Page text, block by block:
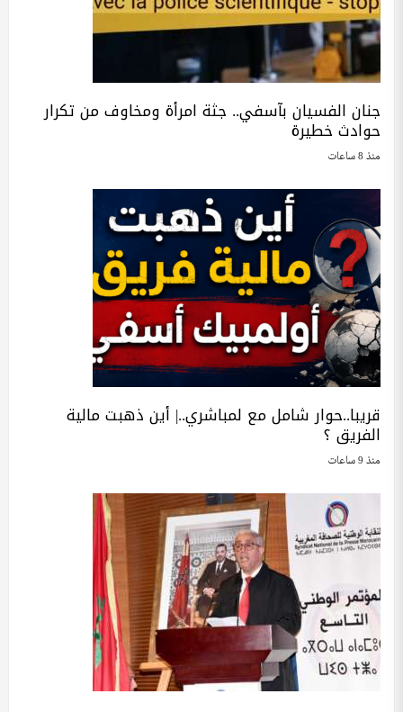
جنان الفسيان بآسفي.. جثة امرأة ومخاوف من تكرار
حوادث خطيرة
منذ 8 ساعات
قريبا..حوار شامل مع لمباشري..| أين ذهبت مالية
الفريق ؟
منذ 9 ساعات